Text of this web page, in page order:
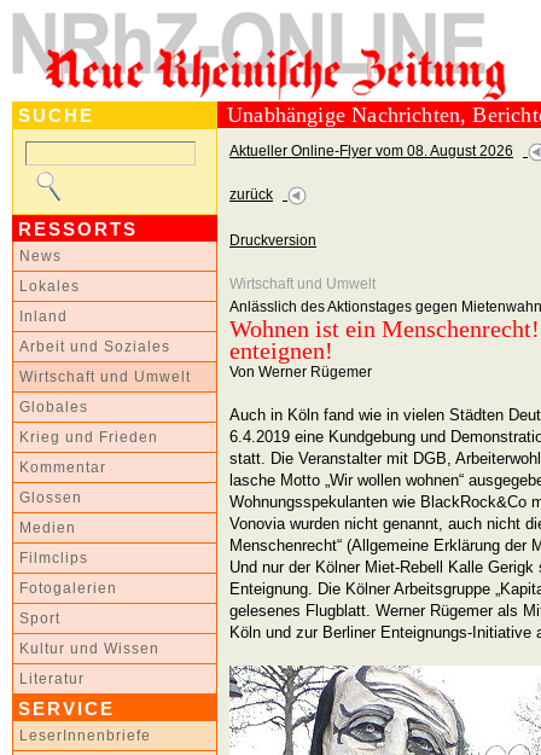
SUCHE
RESSORTS
News
Lokales
Inland
Arbeit und Soziales
Wirtschaft und Umwelt
Globales
Krieg und Frieden
Kommentar
Glossen
Medien
Filmclips
Fotogalerien
Sport
Kultur und Wissen
Literatur
SERVICE
LeserInnenbriefe
Unabhängige Nachrichten,
Aktueller Online-Flyer vom 08. August 2026
zurück
Druckversion
Wirtschaft und Umwelt
Anlässlich des Aktionstages gegen
Wohnen ist ein
enteignen!
Von Werner Rügemer
Auch in Köln fand wie in vielen Städten
6.4.2019 eine Kundgebung und
statt. Die Veranstalter mit DGB,
lasche Motto „Wir wollen wohnen“
Wohnungsspekulanten wie BlackRock&Co
Vonovia wurden nicht genannt, auch nicht
Menschenrecht“ (Allgemeine Erklärung der
Und nur der Kölner Miet-Rebell Kalle
Enteignung. Die Kölner Arbeitsgruppe
gelesenes Flugblatt. Werner Rügemer als
Köln und zur Berliner Enteignungs-Initiative